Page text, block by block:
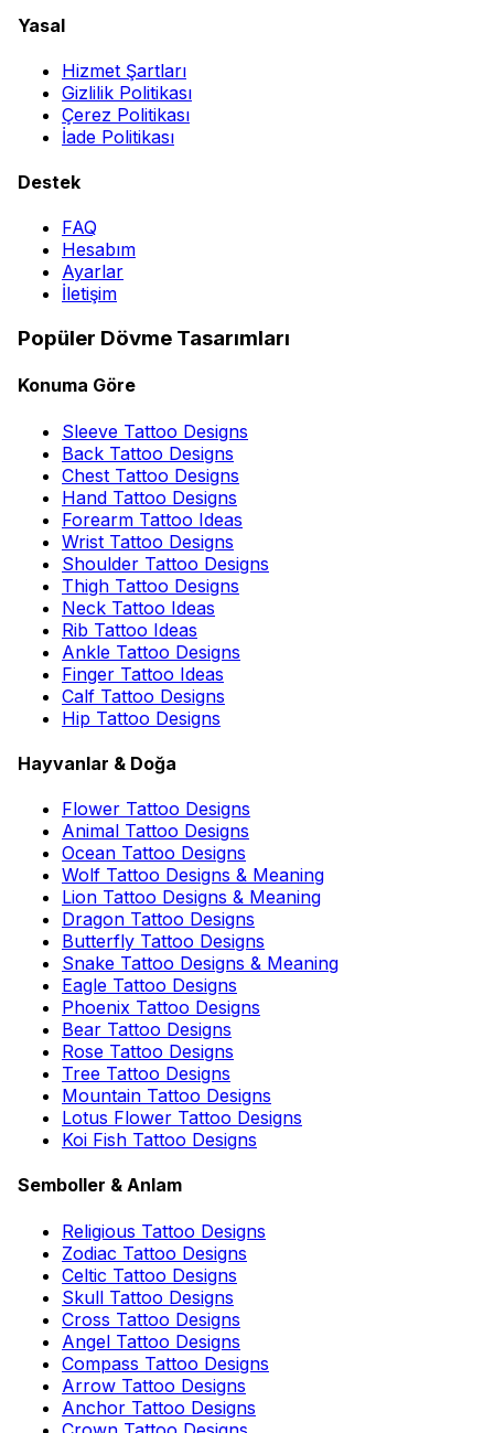
Yasal
Hizmet Şartları
Gizlilik Politikası
Çerez Politikası
İade Politikası
Destek
FAQ
Hesabım
Ayarlar
İletişim
Popüler Dövme Tasarımları
Konuma Göre
Sleeve Tattoo Designs
Back Tattoo Designs
Chest Tattoo Designs
Hand Tattoo Designs
Forearm Tattoo Ideas
Wrist Tattoo Designs
Shoulder Tattoo Designs
Thigh Tattoo Designs
Neck Tattoo Ideas
Rib Tattoo Ideas
Ankle Tattoo Designs
Finger Tattoo Ideas
Calf Tattoo Designs
Hip Tattoo Designs
Hayvanlar & Doğa
Flower Tattoo Designs
Animal Tattoo Designs
Ocean Tattoo Designs
Wolf Tattoo Designs & Meaning
Lion Tattoo Designs & Meaning
Dragon Tattoo Designs
Butterfly Tattoo Designs
Snake Tattoo Designs & Meaning
Eagle Tattoo Designs
Phoenix Tattoo Designs
Bear Tattoo Designs
Rose Tattoo Designs
Tree Tattoo Designs
Mountain Tattoo Designs
Lotus Flower Tattoo Designs
Koi Fish Tattoo Designs
Semboller & Anlam
Religious Tattoo Designs
Zodiac Tattoo Designs
Celtic Tattoo Designs
Skull Tattoo Designs
Cross Tattoo Designs
Angel Tattoo Designs
Compass Tattoo Designs
Arrow Tattoo Designs
Anchor Tattoo Designs